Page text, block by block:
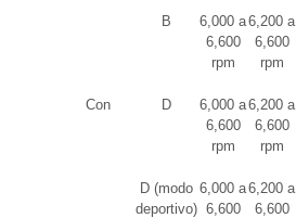
B
6,000 a
6,600
rpm
6,200 a
6,600
rpm
Con D
6,000 a
6,600
rpm
6,200 a
6,600
rpm
D (modo
deportivo)
6,000 a
6,600
6,200 a
6,600